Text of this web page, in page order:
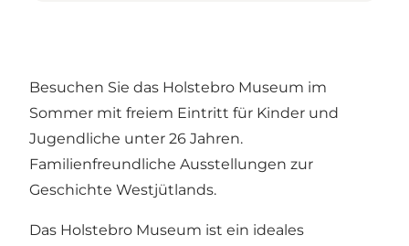
Besuchen Sie das Holstebro Museum im
Sommer mit freiem Eintritt für Kinder und
Jugendliche unter 26 Jahren.
Familienfreundliche Ausstellungen zur
Geschichte Westjütlands.
Das Holstebro Museum ist ein ideales